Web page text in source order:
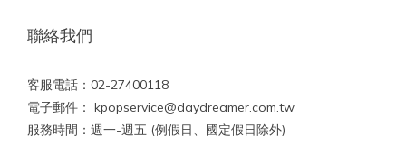
聯絡我們
客服電話：02-27400118
電子郵件： kpopservice@daydreamer.com.tw
服務時間：週一-週五 (例假日、國定假日除外)